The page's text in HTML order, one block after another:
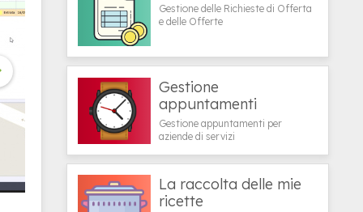
Gestione delle Richieste di Offerta
e delle Offerte
Gestione
appuntamenti
Gestione appuntamenti per
aziende di servizi
La raccolta delle mie
ricette